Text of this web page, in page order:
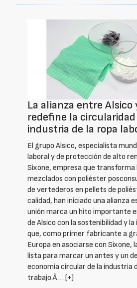
La alianza entre Alsico
redefine la
industria de la ropa
El grupo Alsico, especialista
laboral y de protección de alto
Sixone, empresa que
mezclados con poliéster
de vertederos en pellets de
calidad, han iniciado una alianza
unión marca un hito importante
de Alsico con la sostenibilidad y
que, como primer fabricante a
Europa en asociarse con Sixone,
lista para marcar un antes y un
economía circular de la industria
trabajo.Â … [+]